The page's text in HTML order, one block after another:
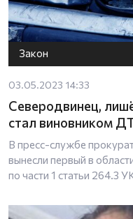
Закон
03.05.2023 14:33
Северодвинец,
стал виновником
В пресс-службе
вынесли первый в
по части 1 статьи 264.3